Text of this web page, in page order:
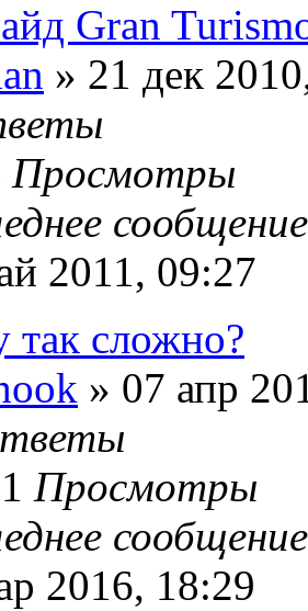
Gran
» 21 дек
Просмотры
2011, 09:27
так сложно?
» 07 апр
Просмотры
2016, 18:29